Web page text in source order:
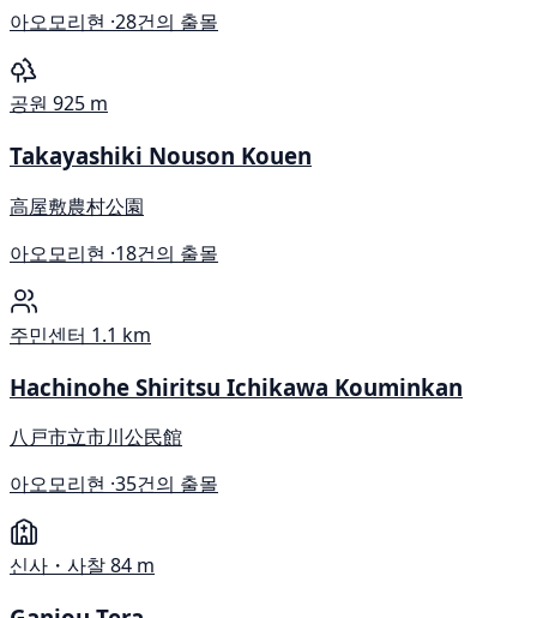
아오모리현 ·28건의 출몰
공원 925 m
Takayashiki Nouson Kouen
高屋敷農村公園
아오모리현 ·18건의 출몰
주민센터 1.1 km
Hachinohe Shiritsu Ichikawa Kouminkan
八戸市立市川公民館
아오모리현 ·35건의 출몰
신사・사찰84 m